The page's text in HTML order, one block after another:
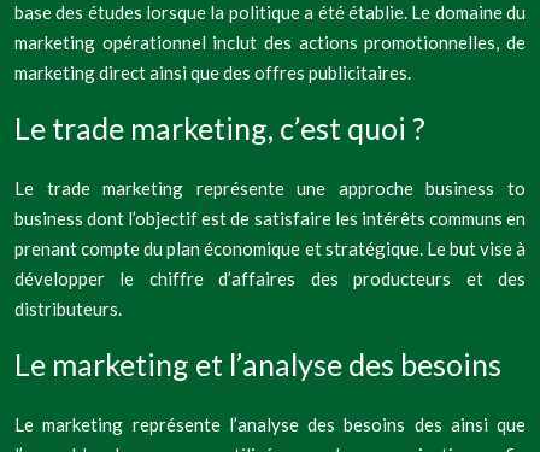
base des études lorsque la politique a été établie. Le domaine du
marketing opérationnel inclut des actions promotionnelles, de
marketing direct ainsi que des offres publicitaires.
Le trade marketing, c’est quoi ?
Le trade marketing représente une approche business to
business dont l’objectif est de satisfaire les intérêts communs en
prenant compte du plan économique et stratégique. Le but vise à
développer le chiffre d’affaires des producteurs et des
distributeurs.
Le marketing et l’analyse des besoins
Le marketing représente l’analyse des besoins des ainsi que